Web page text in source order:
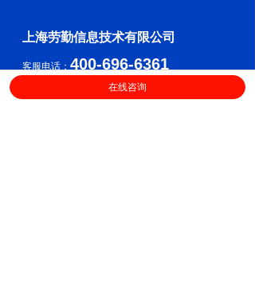
客服电话： 400-696-6361
（
上海劳勤信息技术有限公司
在线咨询